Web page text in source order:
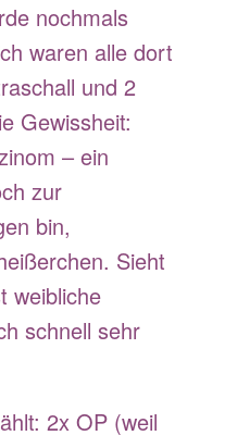
nochmals
waren alle dort
und 2
Gewissheit:
– ein
zur
bin,
Sieht
weibliche
schnell sehr
2x OP (weil